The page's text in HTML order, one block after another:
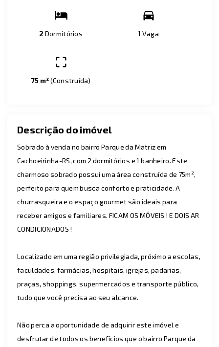
2 Dormitórios 1 Vaga
75 m²(Construída)
Descrição do imóvel
Sobrado à venda no bairro Parque da Matriz em
Cachoeirinha-RS, com 2 dormitórios e 1 banheiro. Este
charmoso sobrado possui uma área construída de 75m²,
perfeito para quem busca conforto e praticidade. A
churrasqueira e o espaço gourmet são ideais para
receber amigos e familiares. FICAM OS MÓVEIS ! E DOIS AR
CONDICIONADOS !
Localizado em uma região privilegiada, próximo a escolas,
faculdades, farmácias, hospitais, igrejas, padarias,
praças, shoppings, supermercados e transporte público,
tudo que você precisa ao seu alcance.
Não perca a oportunidade de adquirir este imóvel e
desfrutar de todos os benefícios que o bairro Parque da